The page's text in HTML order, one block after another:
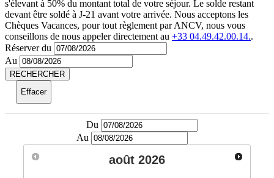
s'élevant à 50% du montant total de votre séjour. Le solde restant
devant être soldé à J-21 avant votre arrivée. Nous acceptons les
Chèques Vacances, pour tout règlement par ANCV, nous vous
conseillons de nous appeler directement au +33 04.49.42.00.14..
Réserver du
Au
RECHERCHER
Effacer
Du
Au
août 2026